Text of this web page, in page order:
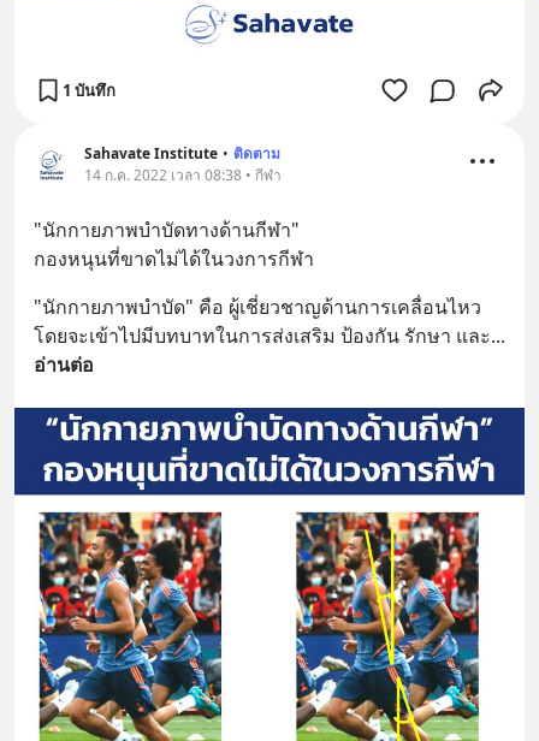
1 บันทึก
Sahavate Institute • ติดตาม
14 ก.ค. 2022 เวลา 08:38 • กีฬา
"นักกายภาพบำบัดทางด้านกีฬา"
กองหนุนที่ขาดไม่ได้ในวงการกีฬา
"นักกายภาพบำบัด" คือ ผู้เชี่ยวชาญด้านการเคลื่อนไหว
โดยจะเข้าไปมีบทบาทในการส่งเสริม ป้องกัน รักษา และ
อ่านต่อ